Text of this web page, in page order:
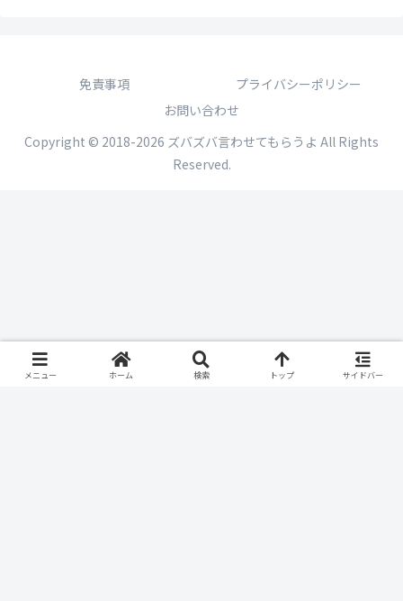
免責事項
プライバシーポリシー
お問い合わせ
Copyright © 2018-2026 ズバズバ言わせてもらうよ All Rights
Reserved.
メニュー ホーム 検索 トップ サイドバー